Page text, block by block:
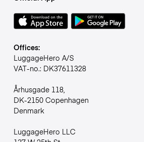
Offices:
LuggageHero A/S
VAT-no.: DK37611328
Århusgade 118,
DK-2150 Copenhagen
Denmark
LuggageHero LLC